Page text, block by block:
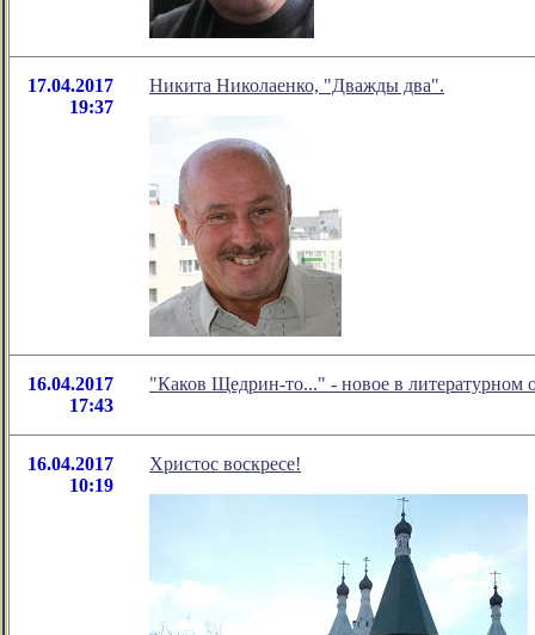
17.04.2017
19:37
Никита Николаенко, "Дважды два".
16.04.2017
17:43
"Каков Щедрин-то..." - новое в литературном
16.04.2017
10:19
Христос воскресе!